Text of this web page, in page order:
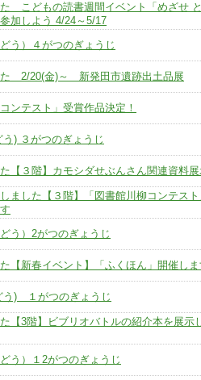
こどもの読書週間イベント「めざせ
加しよう 4/24～5/17
う）４がつのぎょうじ
2/20(金)～ 新発田市遺跡出土品展
ンテスト」受賞作品決定！
) ３がつのぎょうじ
【３階】カモシダせぶんさん関連資料
ました【３階】「図書館川柳コンテス
う）2がつのぎょうじ
【新春イベント】「ふくほん」開催し
) １がつのぎょうじ
【3階】ビブリオバトルの紹介本を展示
う）１2がつのぎょうじ